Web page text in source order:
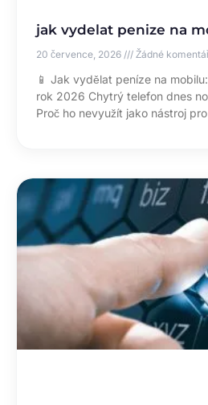
jak vydelat penize na
20 července, 2026 Žádné
📱 Jak vydělat peníze na
rok 2026 Chytrý telefon dnes
Proč ho nevyužít jako nástroj